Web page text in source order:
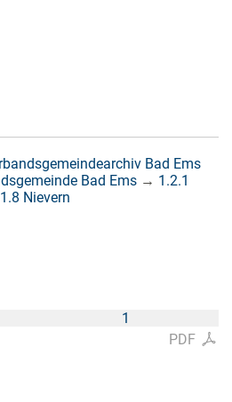
Bad Ems
Bad Ems → 1.2.1
Nievern
1
PDF